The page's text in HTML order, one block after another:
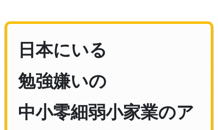
日本にいる
勉強嫌いの
中小零細弱小家業のア